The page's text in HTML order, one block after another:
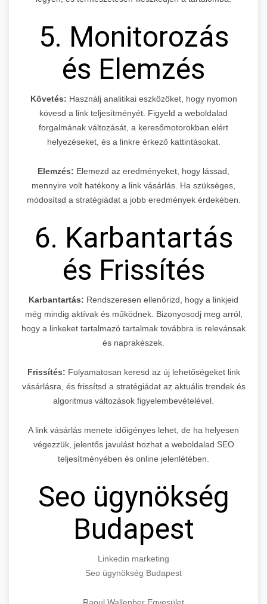
5. Monitorozás
és Elemzés
Követés: Használj analitikai eszközöket, hogy nyomon
kövesd a link teljesítményét. Figyeld a weboldalad
forgalmának változását, a keresőmotorokban elért
helyezéseket, és a linkre érkező kattintásokat.
Elemzés: Elemezd az eredményeket, hogy lássad,
mennyire volt hatékony a link vásárlás. Ha szükséges,
módosítsd a stratégiádat a jobb eredmények érdekében.
6. Karbantartás
és Frissítés
Karbantartás: Rendszeresen ellenőrizd, hogy a linkjeid
még mindig aktívak és működnek. Bizonyosodj meg arról,
hogy a linkeket tartalmazó tartalmak továbbra is relevánsak
és naprakészek.
Frissítés: Folyamatosan keresd az új lehetőségeket link
vásárlásra, és frissítsd a stratégiádat az aktuális trendek és
algoritmus változások figyelembevételével.
A link vásárlás menete időigényes lehet, de ha helyesen
végezzük, jelentős javulást hozhat a weboldalad SEO
teljesítményében és online jelenlétében.
Seo ügynökség
Budapest
Linkedin marketing
Seo ügynökség Budapest